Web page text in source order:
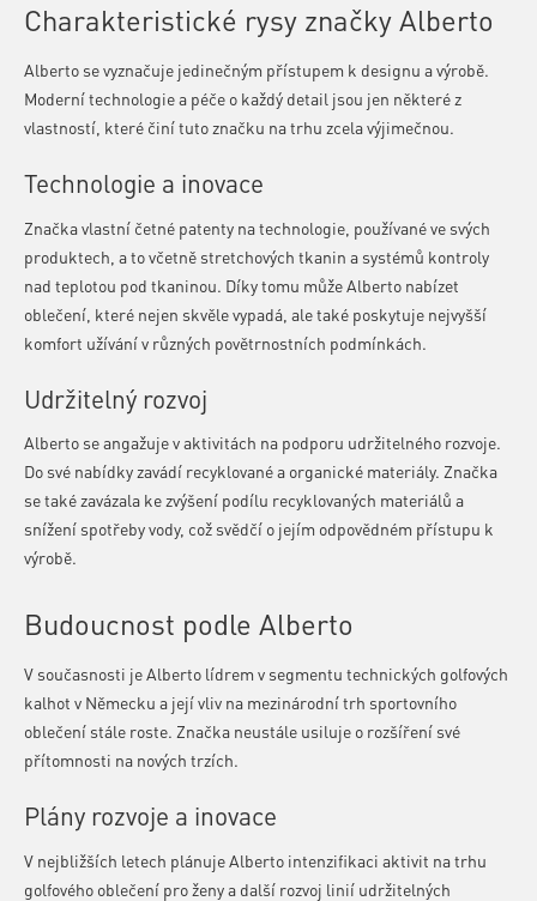
Charakteristické rysy značky Alberto
Alberto se vyznačuje jedinečným přístupem k designu a výrobě.
Moderní technologie a péče o každý detail jsou jen některé z
vlastností, které činí tuto značku na trhu zcela výjimečnou.
Technologie a inovace
Značka vlastní četné patenty na technologie, používané ve svých
produktech, a to včetně stretchových tkanin a systémů kontroly
nad teplotou pod tkaninou. Díky tomu může Alberto nabízet
oblečení, které nejen skvěle vypadá, ale také poskytuje nejvyšší
komfort užívání v různých povětrnostních podmínkách.
Udržitelný rozvoj
Alberto se angažuje v aktivitách na podporu udržitelného rozvoje.
Do své nabídky zavádí recyklované a organické materiály. Značka
se také zavázala ke zvýšení podílu recyklovaných materiálů a
snížení spotřeby vody, což svědčí o jejím odpovědném přístupu k
výrobě.
Budoucnost podle Alberto
V současnosti je Alberto lídrem v segmentu technických golfových
kalhot v Německu a její vliv na mezinárodní trh sportovního
oblečení stále roste. Značka neustále usiluje o rozšíření své
přítomnosti na nových trzích.
Plány rozvoje a inovace
V nejbližších letech plánuje Alberto intenzifikaci aktivit na trhu
golfového oblečení pro ženy a další rozvoj linií udržitelných